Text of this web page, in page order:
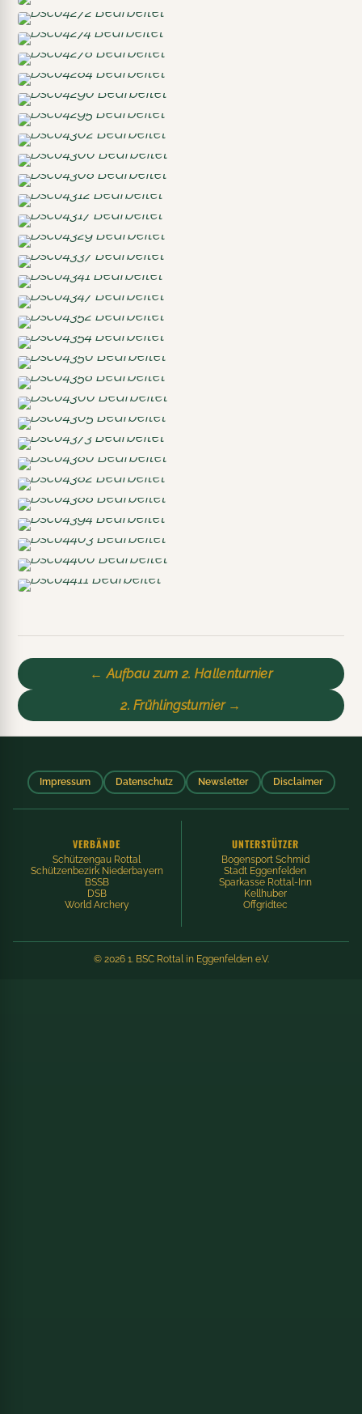
← Aufbau zum 2. Hallenturnier
2. Frühlingsturnier →
Impressum Datenschutz Newsletter Disclaimer
VERBÄNDE
Schützengau Rottal
Schützenbezirk Niederbayern
BSSB
DSB
World Archery
UNTERSTÜTZER
Bogensport Schmid
Stadt Eggenfelden
Sparkasse Rottal-Inn
Kellhuber
Offgridtec
© 2026 1. BSC Rottal in Eggenfelden e.V.